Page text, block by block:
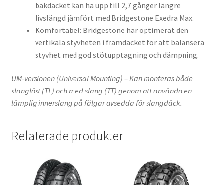
bakdäcket kan ha upp till 2,7 gånger längre
livslängd jämfört med Bridgestone Exedra Max.
Komfortabel: Bridgestone har optimerat den
vertikala styvheten i framdäcket för att balansera
styvhet med god stötupptagning och dämpning.
UM-versionen (Universal Mounting) – Kan monteras både
slanglöst (TL) och med slang (TT) genom att använda en
lämplig innerslang på fälgar avsedda för slangdäck.
Relaterade produkter